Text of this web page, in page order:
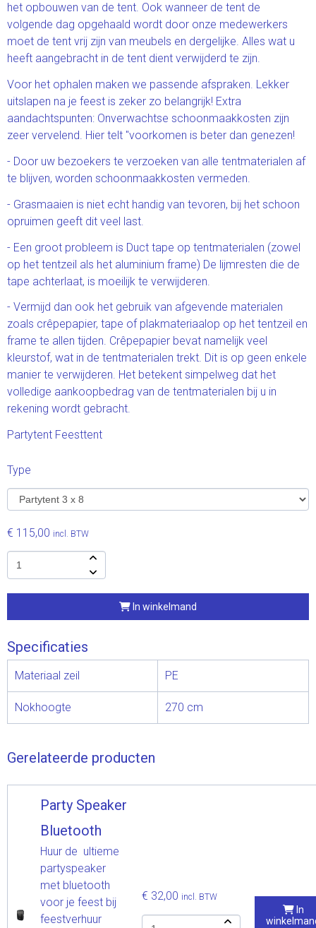
het opbouwen van de tent. Ook wanneer de tent de
volgende dag opgehaald wordt door onze medewerkers
moet de tent vrij zijn van meubels en dergelijke. Alles wat u
heeft aangebracht in de tent dient verwijderd te zijn.
Voor het ophalen maken we passende afspraken. Lekker
uitslapen na je feest is zeker zo belangrijk! Extra
aandachtspunten: Onverwachtse schoonmaakkosten zijn
zeer vervelend. Hier telt "voorkomen is beter dan genezen!
- Door uw bezoekers te verzoeken van alle tentmaterialen af
te blijven, worden schoonmaakkosten vermeden.
- Grasmaaien is niet echt handig van tevoren, bij het schoon
opruimen geeft dit veel last.
- Een groot probleem is Duct tape op tentmaterialen (zowel
op het tentzeil als het aluminium frame) De lijmresten die de
tape achterlaat, is moeilijk te verwijderen.
- Vermijd dan ook het gebruik van afgevende materialen
zoals crêpepapier, tape of plakmateriaalop op het tentzeil en
frame te allen tijden. Crêpepapier bevat namelijk veel
kleurstof, wat in de tentmaterialen trekt. Dit is op geen enkele
manier te verwijderen. Het betekent simpelweg dat het
volledige aankoopbedrag van de tentmaterialen bij u in
rekening wordt gebracht.
Partytent Feesttent
Type
€ 115,00 incl. BTW
In winkelmand
Specificaties
Materiaal zeil PE
Nokhoogte 270 cm
Gerelateerde producten
Party Speaker
Bluetooth
Huur de ultieme
partyspeaker
met bluetooth
voor je feest bij
feestverhuur
€ 32,00 incl. BTW
In